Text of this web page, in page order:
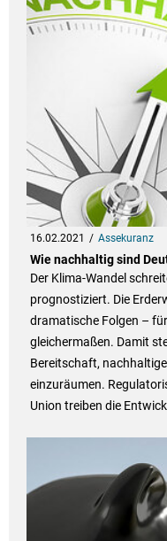
16.02.2021 Assekuranz
Wie nachhaltig sind
Der Klima-Wandel
prognostiziert. Die
dramatische Folgen –
gleichermaßen. Damit
Bereitschaft,
einzuräumen.
Union treiben die